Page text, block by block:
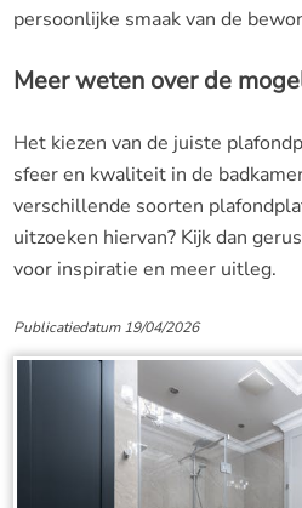
persoonlijke smaak van de
Meer weten over de
Het kiezen van de juiste
sfeer en kwaliteit in de
verschillende soorten
uitzoeken hiervan? Kijk dan
voor inspiratie en meer uitleg.
Publicatiedatum 19/04/2026